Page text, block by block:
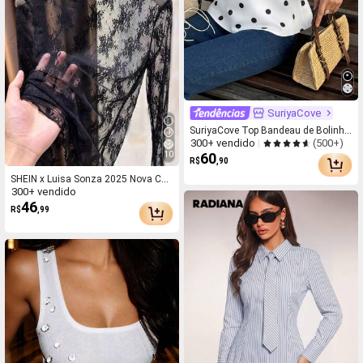
10
SHEIN x Luisa Sonza 2025 Nova Ca
misa Térmica Feminina de Manga L
onga com Gola Alta de Renda e Tela
Transparente, Casual Preta para Pri
300+ vendido
R$46 ,99
SuriyaCove
SuriyaCove Top Bandeau de Bolinha
s Feminino, Elegante e Versátil para
Férias e Festas
300+ vendido (500+)
R$60 ,90